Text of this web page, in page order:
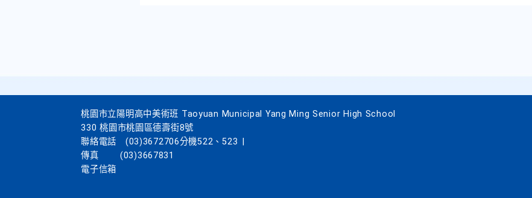
桃園市立陽明高中美術班 Taoyuan Municipal Yang Ming Senior High School
330 桃園市桃園區德壽街8號
聯絡電話
(03)3672706分機522、523
傳真
(03)3667831
電子信箱